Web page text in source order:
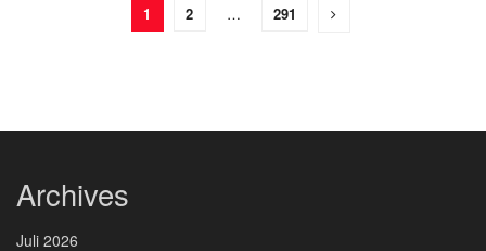
1 2 … 291
Archives
Juli 2026